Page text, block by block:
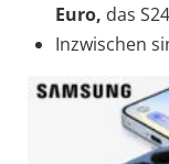
Euro, das
Inzwischen